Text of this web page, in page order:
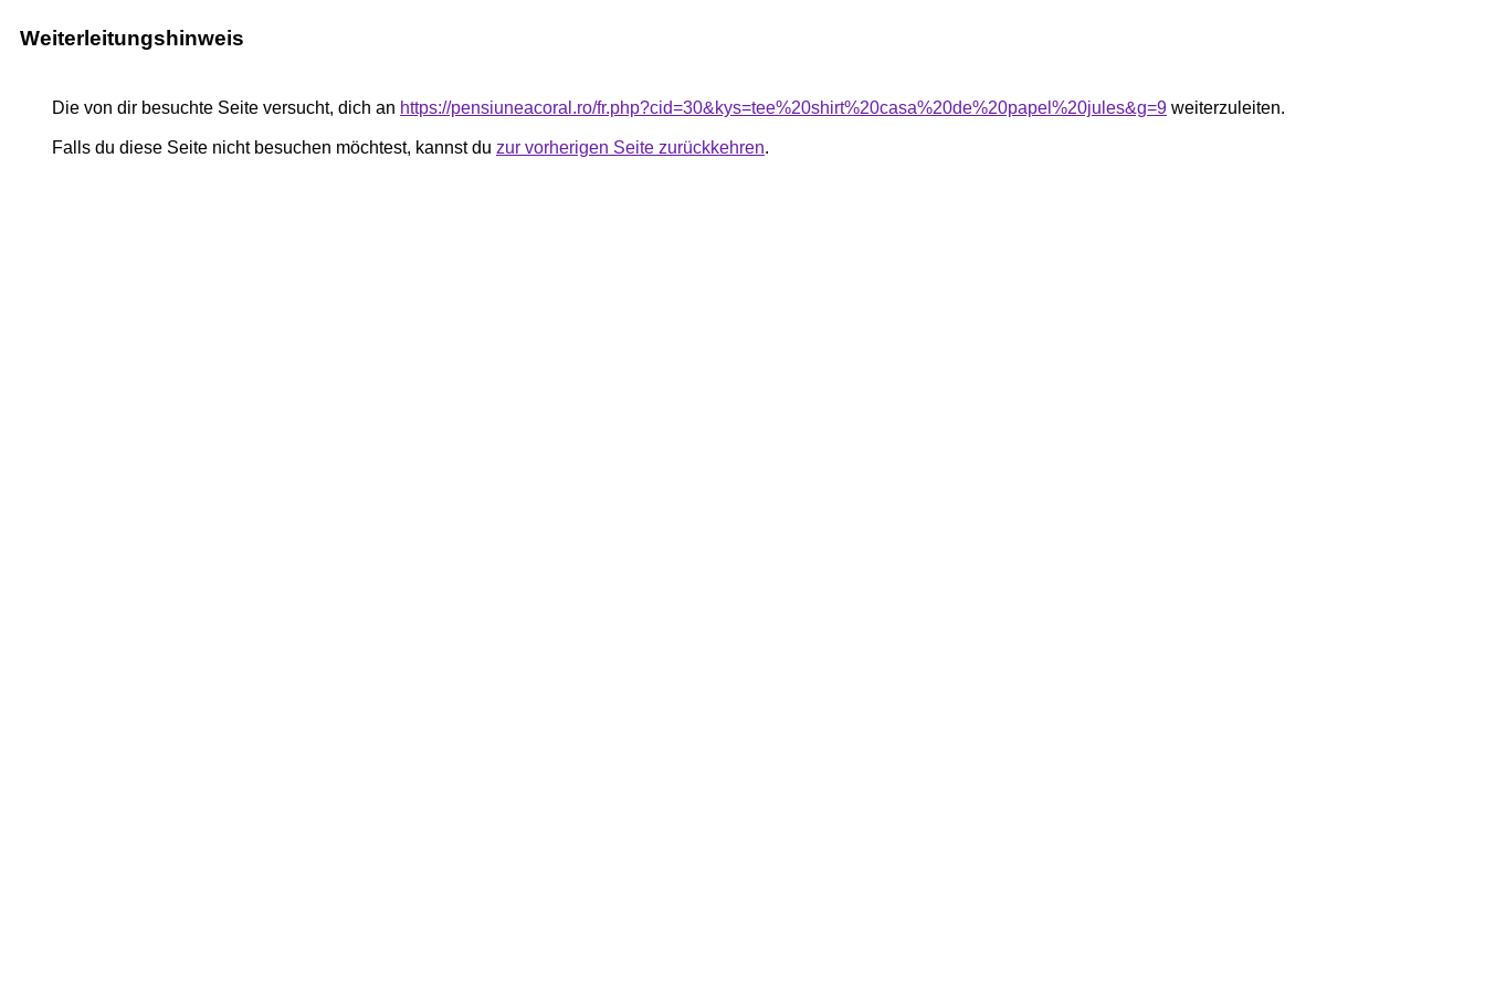
Weiterleitungshinweis
Die von dir besuchte Seite versucht, dich an https://pensiuneacoral.ro/fr.php?cid=30&kys=tee%20shirt%20casa%20de%20papel%20jules&g=9 weiterzuleiten.
Falls du diese Seite nicht besuchen möchtest, kannst du zur vorherigen Seite zurückkehren.